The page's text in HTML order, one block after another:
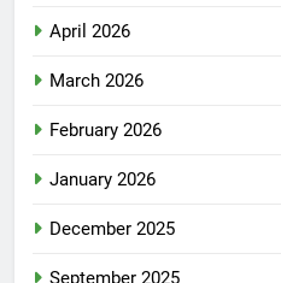
April 2026
March 2026
February 2026
January 2026
December 2025
September 2025